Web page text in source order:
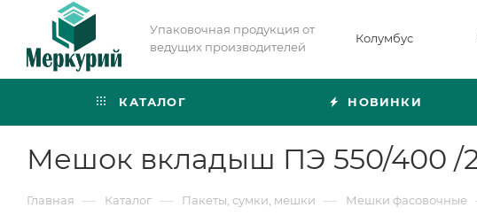
Упаковочная продукция от
ведущих производителей
Колумбус
КАТАЛОГ НОВИНКИ
Мешок вкладыш ПЭ 550/400 /
Главная — Каталог — Пакеты, сумки, мешки — Мешки фасовочные